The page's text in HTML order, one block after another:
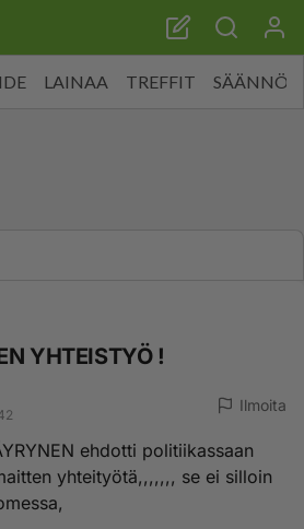
LAINAA TREFFIT SÄÄNNÖT
YHTEISTYÖ !
Ilmoita
ehdotti politiikassaan
yhteityötä,,,,,,, se ei silloin